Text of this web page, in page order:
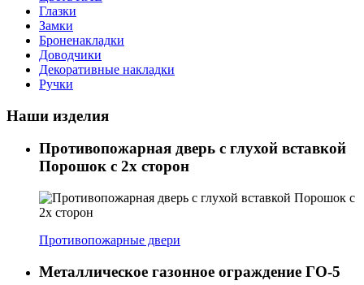
Глазки
Замки
Броненакладки
Доводчики
Декоративные накладки
Ручки
Наши изделия
Противопожарная дверь с глухой вставкой
Порошок с 2х сторон
Противопожарные двери
Металлическое газонное ограждение ГО-5